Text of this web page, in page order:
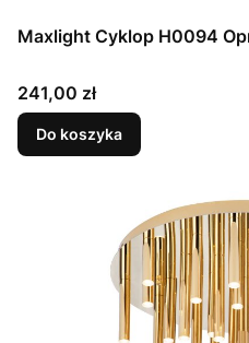
Maxlight Cyklop H0094
Cena
241,00 zł
Do koszyka